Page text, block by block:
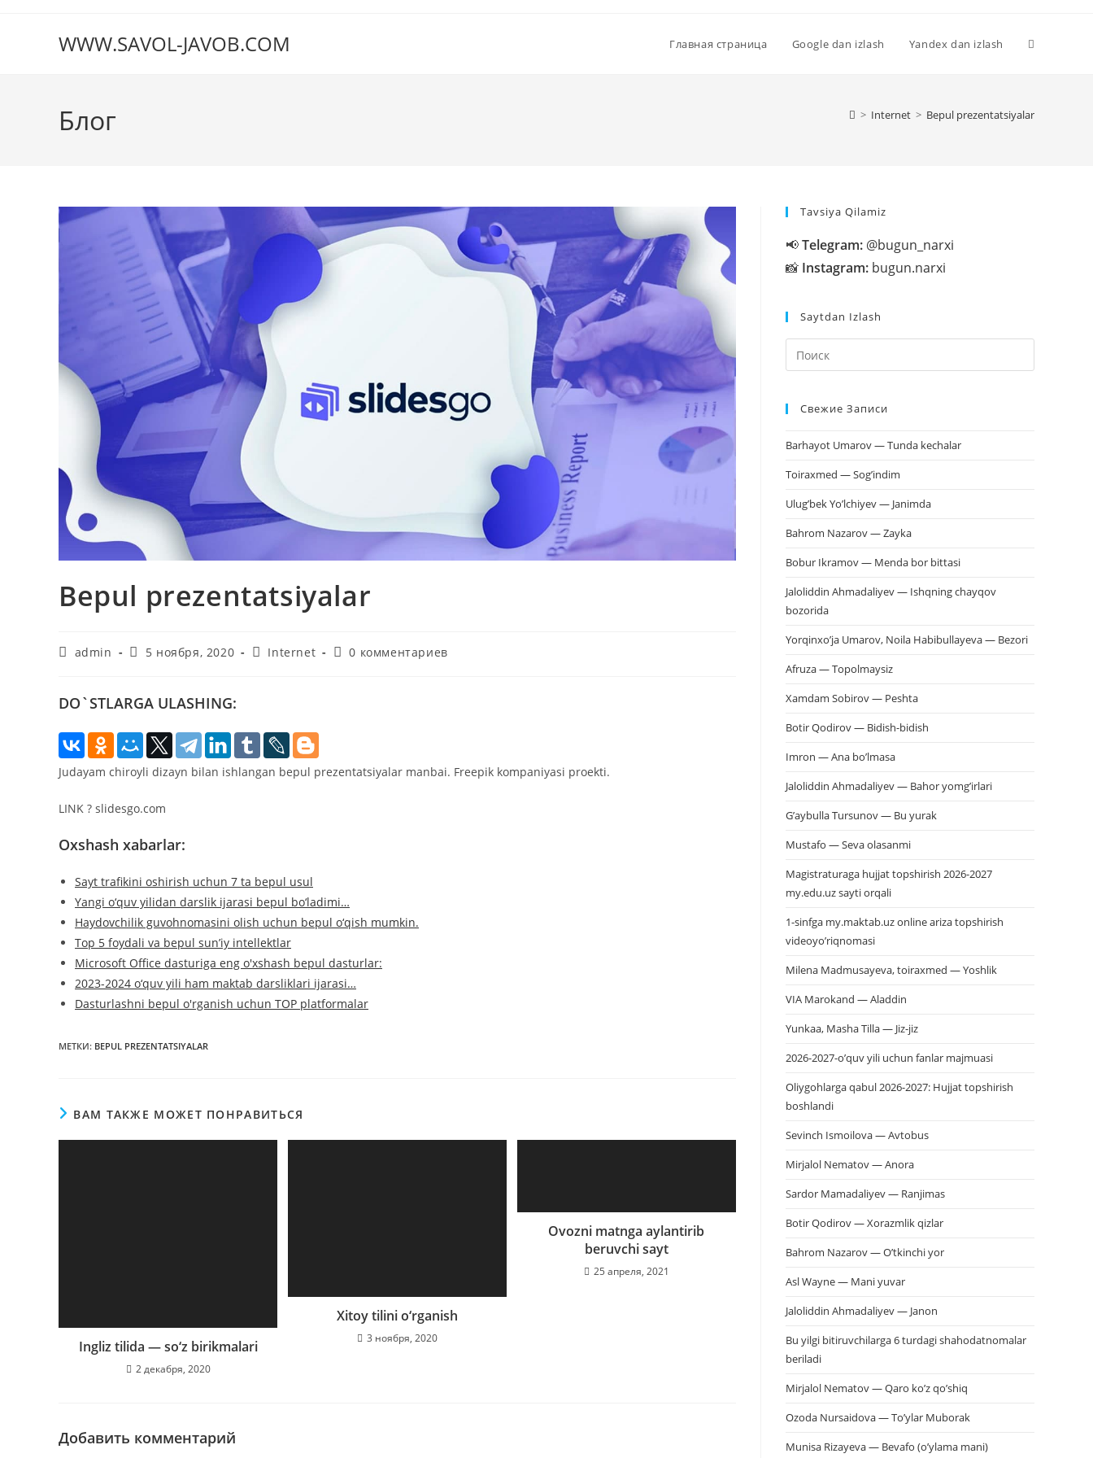
содержимомуWWW.SAVOL-JAVOB.COM Главная страница Google dan izlash Yandex dan izlash
Блог > Internet > Bepul prezentatsiyalar
Bepul prezentatsiyalar
Авторadmin
Запись
5 ноября, 2020
Рубрика
Internet
Комментарии
0 комментариев
DO`STLARGA ULASHING:
Judayam chiroyli dizayn bilan ishlangan bepul prezentatsiyalar manbai. Freepik kompaniyasi proekti.
LINK ? slidesgo.com
Oxshash xabarlar:
Sayt trafikini oshirish uchun 7 ta bepul usul
Yangi o‘quv yilidan darslik ijarasi bepul bo‘ladimi…
Haydovchilik guvohnomasini olish uchun bepul o‘qish mumkin.
Top 5 foydali va bepul sunʼiy intellektlar
Microsoft Office dasturiga eng o'xshash bepul dasturlar:
2023-2024 o‘quv yili ham maktab darsliklari ijarasi…
Dasturlashni bepul o'rganish uchun TOP platformalar
МЕТКИ: BEPUL PREZENTATSIYALAR
ВАМ ТАКЖЕ МОЖЕТ ПОНРАВИТЬСЯ
Ingliz tilida — so‘z birikmalari
2 декабря, 2020
Xitoy tilini o‘rganish
3 ноября, 2020
Ovozni matnga aylantirib
beruvchi sayt
25 апреля, 2021
Добавить комментарий
Tavsiya Qilamiz
📢Telegram: @bugun_narxi
📸 Instagram: bugun.narxi
Saytdan Izlash
клавишу
Свежие Записи
Barhayot Umarov — Tunda kechalar
Toiraxmed — Sog’indim
Ulug’bek Yo’lchiyev — Janimda
Bahrom Nazarov — Zayka
Bobur Ikramov — Menda bor bittasi
Jaloliddin Ahmadaliyev — Ishqning chayqov
bozorida
Yorqinxo’ja Umarov, Noila Habibullayeva — Bezori
Afruza — Topolmaysiz
Xamdam Sobirov — Peshta
Botir Qodirov — Bidish-bidish
Imron — Ana bo’lmasa
Jaloliddin Ahmadaliyev — Bahor yomg’irlari
G’aybulla Tursunov — Bu yurak
Mustafo — Seva olasanmi
Magistraturaga hujjat topshirish 2026-2027
my.edu.uz sayti orqali
1-sinfga my.maktab.uz online ariza topshirish
videoyo’riqnomasi
Milena Madmusayeva, toiraxmed — Yoshlik
VIA Marokand — Aladdin
Yunkaa, Masha Tilla — Jiz-jiz
2026-2027-o’quv yili uchun fanlar majmuasi
Oliygohlarga qabul 2026-2027: Hujjat topshirish
boshlandi
Sevinch Ismoilova — Avtobus
Mirjalol Nematov — Anora
Sardor Mamadaliyev — Ranjimas
Botir Qodirov — Xorazmlik qizlar
Bahrom Nazarov — O’tkinchi yor
Asl Wayne — Mani yuvar
Jaloliddin Ahmadaliyev — Janon
Bu yilgi bitiruvchilarga 6 turdagi shahodatnomalar
beriladi
Mirjalol Nematov — Qaro ko’z qo’shiq
Ozoda Nursaidova — To’ylar Muborak
Munisa Rizayeva — Bevafo (o’ylama mani)